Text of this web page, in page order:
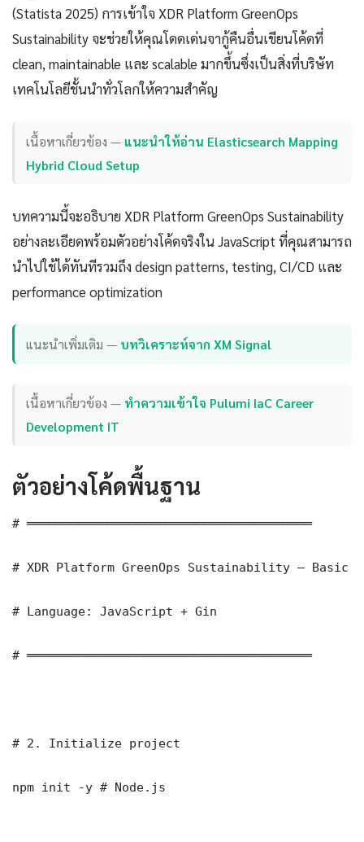
(Statista 2025) การเข้าใจ XDR Platform GreenOps
Sustainability จะช่วยให้คุณโดดเด่นจากู้คืนอื่นเขียนโค้ดที่
clean, maintainable และ scalable มากขึ้นซึ่งเป็นสิ่งที่บริษัท
เทคโนโลยีชั้นนำทั่วโลกให้ความสำคัญ
เนื้อหาเกี่ยวข้อง — แนะนำให้อ่าน Elasticsearch Mapping
Hybrid Cloud Setup
บทความนี้จะอธิบาย XDR Platform GreenOps Sustainability
อย่างละเอียดพร้อมตัวอย่างโค้ดจริงใน JavaScript ที่คุณสามารถ
นำไปใช้ได้ทันทีรวมถึง design patterns, testing, CI/CD และ
performance optimization
แนะนำเพิ่มเติม — บทวิเคราะห์จาก XM Signal
เนื้อหาเกี่ยวข้อง — ทำความเข้าใจ Pulumi IaC Career
Development IT
ตัวอย่างโค้ดพื้นฐาน
# ═══════════════════════════════════════
# XDR Platform GreenOps Sustainability — Basic
# Language: JavaScript + Gin
# ═══════════════════════════════════════
# 2. Initialize project
npm init -y # Node.js